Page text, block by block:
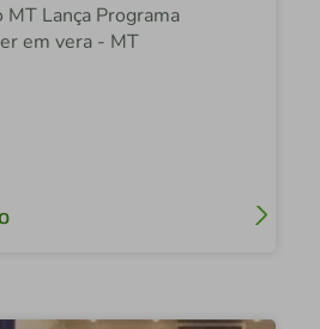
Lança Programa
em vera - MT